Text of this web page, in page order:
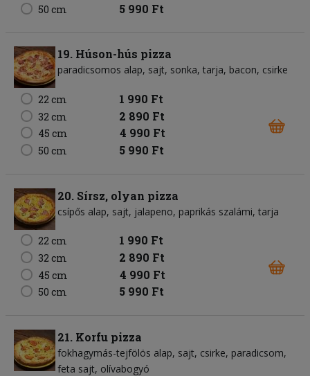
50 cm 5 990 Ft
19. Húson-hús pizza
paradicsomos alap sajt sonka tarja bacon csirke
22 cm 1 990 Ft
32 cm 2 890 Ft
45 cm 4 990 Ft
50 cm 5 990 Ft
20. Sírsz, olyan pizza
csípős alap sajt jalapeno paprikás szalámi tarja
22 cm 1 990 Ft
32 cm 2 890 Ft
45 cm 4 990 Ft
50 cm 5 990 Ft
21. Korfu pizza
fokhagymás-tejfölös alap sajt csirke paradicsom
feta sajt olívabogyó